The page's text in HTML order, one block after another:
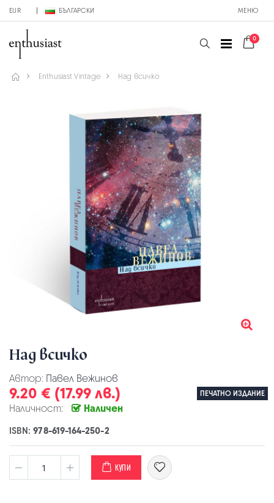
EUR БЪЛГАРСКИ МЕНЮ
0
Enthusiast Vintage Над всичко
Над всичко
Автор: Павел Вежинов
9.20 € (17.99 лв.) ПЕЧАТНО ИЗДАНИЕ
Наличност: Наличен
ISBN:978-619-164-250-2
КУПИ